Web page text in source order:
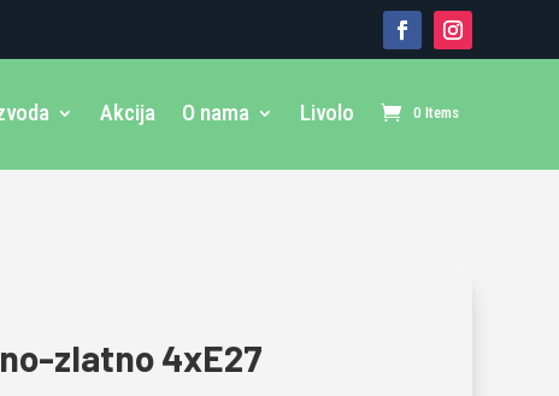
Akcija O nama Livolo 0 Items
zlatno 4xE27